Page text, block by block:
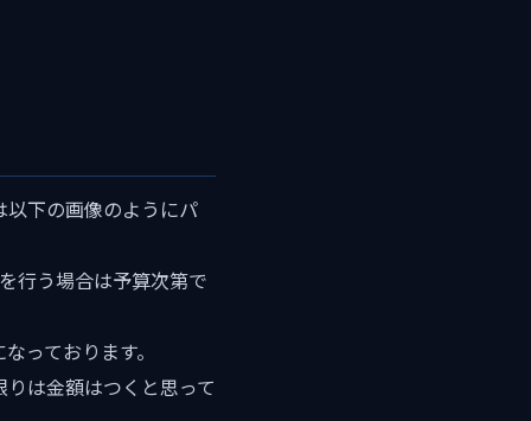
下の画像のようにパ
行う場合は予算次第で
っております。
は金額はつくと思って